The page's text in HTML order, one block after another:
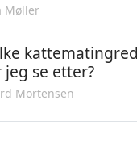
Møller
jeg se etter?
Mortensen